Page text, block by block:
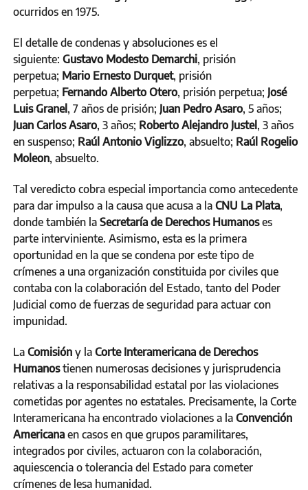
ocurridos en 1975.
El detalle de condenas y absoluciones es el
siguiente: Gustavo Modesto Demarchi, prisión
perpetua; Mario Ernesto Durquet, prisión
perpetua; Fernando Alberto Otero, prisión perpetua; José
Luis Granel , 7 años de prisión; Juan Pedro Asaro, 5 años;
Juan Carlos Asaro, 3 años; Roberto Alejandro Justel , 3 años
en suspenso; Raúl Antonio Viglizzo, absuelto; Raúl Rogelio
Moleon, absuelto.
Tal veredicto cobra especial importancia como antecedente
para dar impulso a la causa que acusa a la CNU La Plata,
donde también la Secretaría de Derechos Humanoses
parte interviniente. Asimismo, esta es la primera
oportunidad en la que se condena por este tipo de
crímenes a una organización constituida por civiles que
contaba con la colaboración del Estado, tanto del Poder
Judicial como de fuerzas de seguridad para actuar con
impunidad.
La Comisión y la Corte Interamericana de Derechos
Humanostienen numerosas decisiones y jurisprudencia
relativas a la responsabilidad estatal por las violaciones
cometidas por agentes no estatales. Precisamente, la Corte
Interamericana ha encontrado violaciones a la Convención
Americana en casos en que grupos paramilitares,
integrados por civiles, actuaron con la colaboración,
aquiescencia o tolerancia del Estado para cometer
crímenes de lesa humanidad.